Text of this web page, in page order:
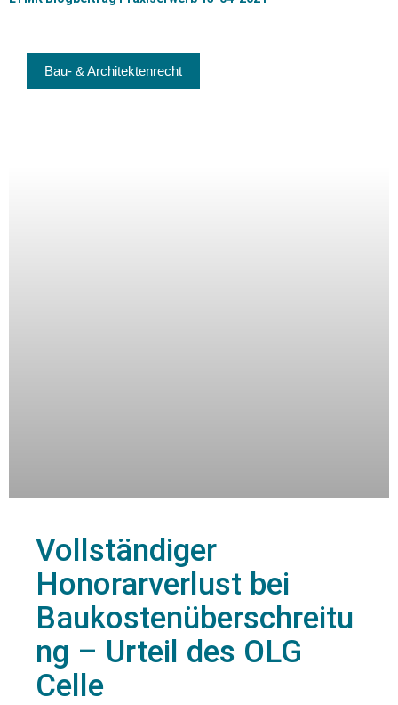
Bau- & Architektenrecht
Vollständiger
Honorarverlust bei
Baukostenüberschreitu
ng – Urteil des OLG
Celle